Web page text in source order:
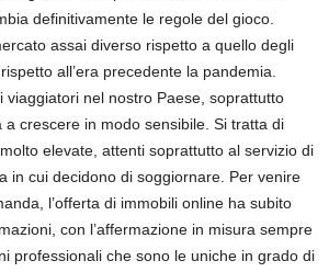
definitivamente le regole del gioco.
assai diverso rispetto a quello degli
all’era precedente la pandemia.
viaggiatori nel nostro Paese, soprattutto
crescere in modo sensibile. Si tratta di
elevate, attenti soprattutto al servizio di
in cui decidono di soggiornare. Per venire
l’offerta di immobili online ha subito
con l’affermazione in misura sempre
professionali che sono le uniche in grado di